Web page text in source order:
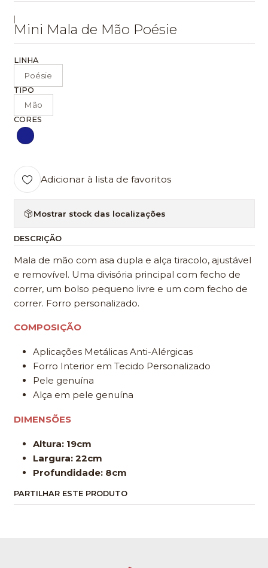
|
Mini Mala de Mão Poésie
LINHA
Poésie
TIPO
Mão
CORES
Adicionar à lista de favoritos
Mostrar stock das localizações
DESCRIÇÃO
Mala de mão com asa dupla e alça tiracolo, ajustável
e removível. Uma divisória principal com fecho de
correr, um bolso pequeno livre e um com fecho de
correr. Forro personalizado.
COMPOSIÇÃO
Aplicações Metálicas Anti-Alérgicas
Forro Interior em Tecido Personalizado
Pele genuína
Alça em pele genuína
DIMENSÕES
Altura: 19cm
Largura: 22cm
Profundidade: 8cm
PARTILHAR ESTE PRODUTO